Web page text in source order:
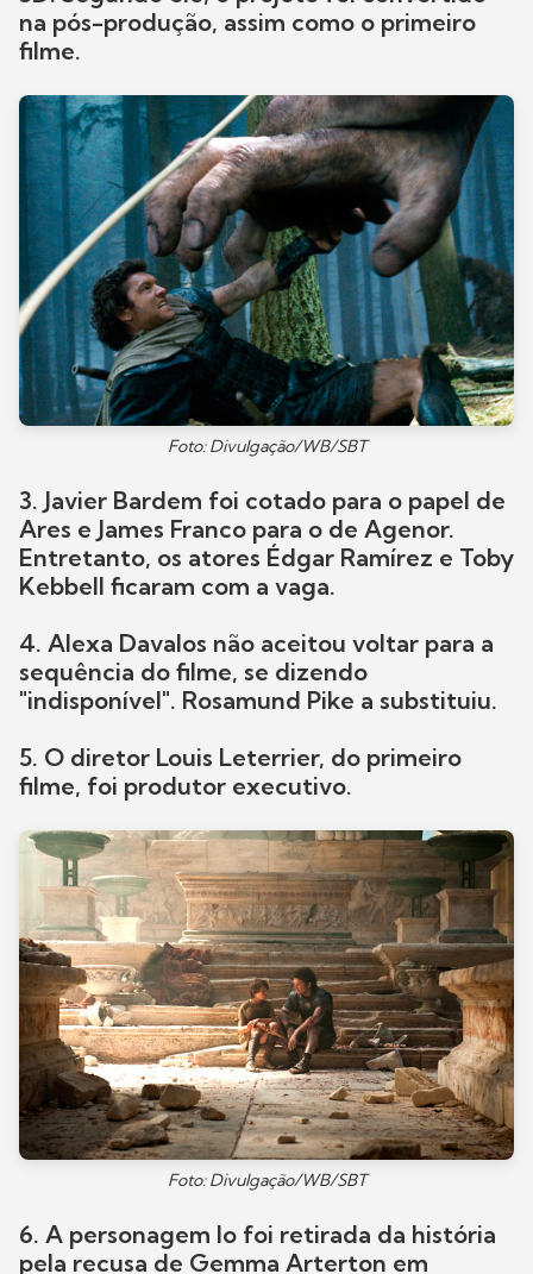
na pós-produção, assim como o primeiro
filme.
Foto: Divulgação/WB/SBT
3. Javier Bardem foi cotado para o papel de
Ares e James Franco para o de Agenor.
Entretanto, os atores Édgar Ramírez e Toby
Kebbell ficaram com a vaga.
4. Alexa Davalos não aceitou voltar para a
sequência do filme, se dizendo
"indisponível". Rosamund Pike a substituiu.
5. O diretor Louis Leterrier, do primeiro
filme, foi produtor executivo.
Foto: Divulgação/WB/SBT
6. A personagem Io foi retirada da história
pela recusa de Gemma Arterton em